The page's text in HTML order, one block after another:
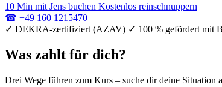
10 Min mit Jens buchen Kostenlos reinschnuppern
☎ +49 160 1215470
✓ DEKRA-zertifiziert (AZAV) ✓ 100 % gefördert mit
Was zahlt für dich?
Drei Wege führen zum Kurs – suche dir deine Situation